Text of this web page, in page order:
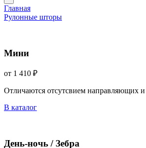
Главная
Рулонные шторы
Мини
от 1 410 ₽
Отличаются отсутсвием направляющих
В каталог
День-ночь / Зебра